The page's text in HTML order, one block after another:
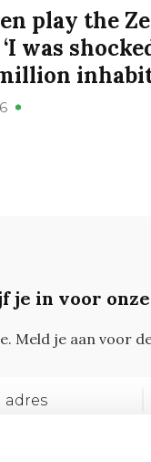
play the
was
je in voor
Meld je aan voor